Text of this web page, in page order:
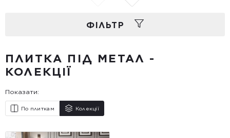
ФIЛЬТР
ПЛИТКА ПІД МЕТАЛ -
КОЛЕКЦІЇ
Показати:
По плиткам Колекції